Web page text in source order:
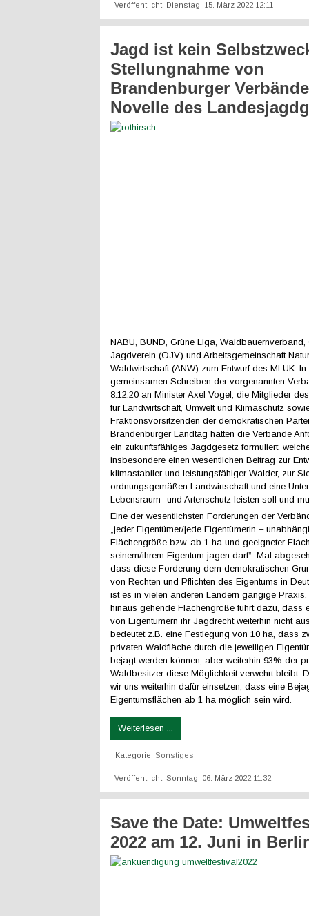
Veröffentlicht: Dienstag, 15. März 2022 12:11
Jagd ist kein
Stellungnahme von
Brandenburger
Novelle des
NABU, BUND, Grüne Liga,
Jagdverein (ÖJV) und Arbeitsgemeinschaft
Waldwirtschaft (ANW) zum Entwurf des MLUK: In
gemeinsamen Schreiben der vorgenannten
8.12.20 an Minister Axel Vogel, die Mitglieder
für Landwirtschaft, Umwelt und Klimaschutz
Fraktionsvorsitzenden der demokratischen
Brandenburger Landtag hatten die Verbände
ein zukunftsfähiges Jagdgesetz formuliert,
insbesondere einen wesentlichen Beitrag zur
klimastabiler und leistungsfähiger Wälder, zur
ordnungsgemäßen Landwirtschaft und eine
Lebensraum- und Artenschutz leisten soll und
Eine der wesentlichsten Forderungen der
„jeder Eigentümer/jede Eigentümerin –
Flächengröße bzw. ab 1 ha und geeigneter
seinem/ihrem Eigentum jagen darf“. Mal
dass diese Forderung dem demokratischen
von Rechten und Pflichten des Eigentums in
ist es in vielen anderen Ländern gängige
hinaus gehende Flächengröße führt dazu, dass
von Eigentümern ihr Jagdrecht weiterhin nicht
bedeutet z.B. eine Festlegung von 10 ha, dass
privaten Waldfläche durch die jeweiligen
bejagt werden können, aber weiterhin 93% der
Waldbesitzer diese Möglichkeit verwehrt bleibt.
wir uns weiterhin dafür einsetzen, dass eine
Eigentumsflächen ab 1 ha möglich sein wird.
Weiterlesen ...
Kategorie: Sonstiges
Veröffentlicht: Sonntag, 06. März 2022 11:32
Save the Date:
2022 am 12. Juni in